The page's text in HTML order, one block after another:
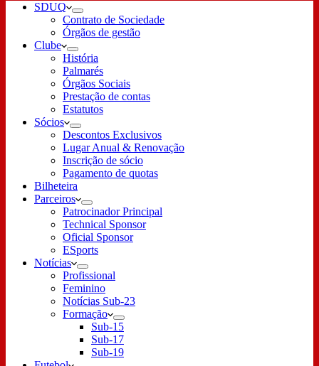
SDUQ
Contrato de Sociedade
Órgãos de gestão
Clube
História
Palmarés
Órgãos Sociais
Prestação de contas
Estatutos
Sócios
Descontos Exclusivos
Lugar Anual & Renovação
Inscrição de sócio
Pagamento de quotas
Bilheteira
Parceiros
Patrocinador Principal
Technical Sponsor
Oficial Sponsor
ESports
Notícias
Profissional
Feminino
Notícias Sub-23
Formação
Sub-15
Sub-17
Sub-19